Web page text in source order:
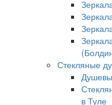
Стекляные
в Туле